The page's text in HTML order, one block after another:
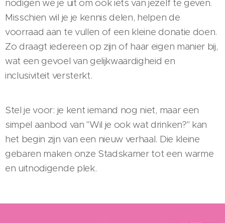
nodigen we je uit om ook iets van jezelf te geven.
Misschien wil je je kennis delen, helpen de
voorraad aan te vullen of een kleine donatie doen.
Zo draagt iedereen op zijn of haar eigen manier bij,
wat een gevoel van gelijkwaardigheid en
inclusiviteit versterkt.
Stel je voor: je kent iemand nog niet, maar een
simpel aanbod van "Wil je ook wat drinken?" kan
het begin zijn van een nieuw verhaal. Die kleine
gebaren maken onze Stadskamer tot een warme
en uitnodigende plek.